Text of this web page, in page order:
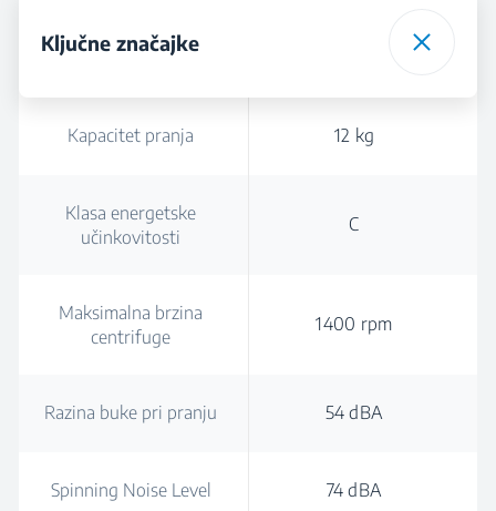
Ključne značajke
Kapacitet pranja 12 kg
Klasa energetske
učinkovitosti
C
Maksimalna brzina
centrifuge
1400 rpm
Razina buke pri pranju 54 dBA
Spinning Noise Level 74 dBA